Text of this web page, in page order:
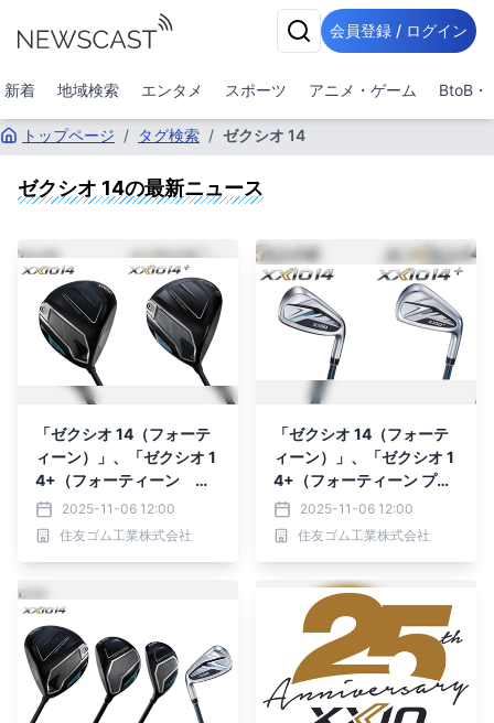
会員登録 / ログイン
新着 地域検索 エンタメ スポーツ アニメ・ゲーム BtoB・
トップページ / タグ検索 / ゼクシオ 14
ゼクシオ 14の最新ニュース
「ゼクシオ 14（フォーテ
ィーン）」、「ゼクシオ 1
4+（フォーティーン プ
ラス）」ドライバーを新発
売
2025-11-06 12:00
住友ゴム工業株式会社
「ゼクシオ 14（フォーテ
ィーン）」、「ゼクシオ 1
4+（フォーティーン プラ
ス）」アイアンを新発売
2025-11-06 12:00
住友ゴム工業株式会社